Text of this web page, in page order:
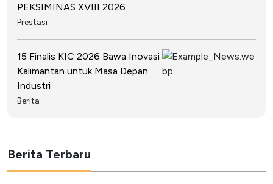
PEKSIMINAS XVIII 2026
Prestasi
15 Finalis KIC 2026 Bawa Inovasi
Kalimantan untuk Masa Depan
Industri
Berita
Berita Terbaru